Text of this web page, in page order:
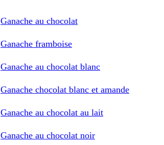
Ganache au chocolat
Ganache framboise
Ganache au chocolat blanc
Ganache chocolat blanc et amande
Ganache au chocolat au lait
Ganache au chocolat noir